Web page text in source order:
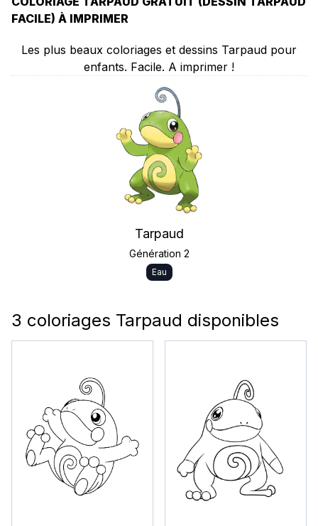
FACILE) À IMPRIMER
Les plus beaux coloriages et dessins Tarpaud pour
enfants. Facile. A imprimer !
Tarpaud
Génération 2
Eau
3 coloriages Tarpaud disponibles